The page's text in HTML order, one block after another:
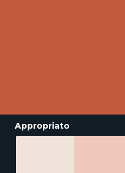
Appropriato